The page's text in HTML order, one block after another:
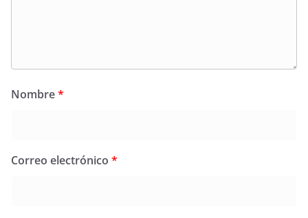
Nombre*
Correo electrónico *